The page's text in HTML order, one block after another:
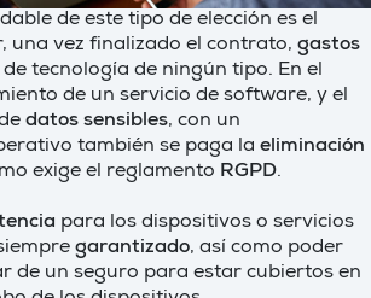
de este tipo de elección es el
una vez finalizado el contrato, gastos
de tecnología de ningún tipo. En el
de un servicio de software, y el
datos sensibles, con un
también se paga la eliminación
exige el reglamento RGPD.
para los dispositivos o servicios
garantizado, así como poder
de un seguro para estar cubiertos en